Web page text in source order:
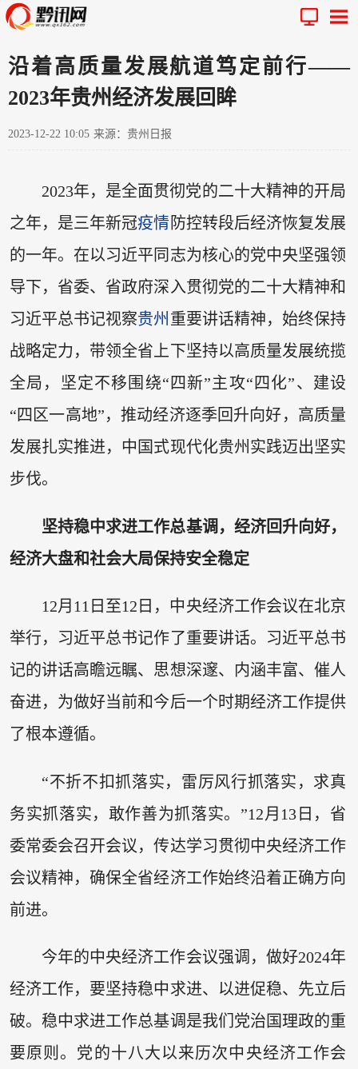
沿着高质量发展航道笃定前行——
2023年贵州经济发展回眸
2023-12-22 10:05 来源：贵州日报
2023年，是全面贯彻党的二十大精神的开局
之年，是三年新冠疫情 防控转段后经济恢复发展
的一年。在以习近平同志为核心的党中央坚强领
导下，省委、省政府深入贯彻党的二十大精神和
习近平总书记视察贵州 重要讲话精神，始终保持
战略定力，带领全省上下坚持以高质量发展统揽
全局，坚定不移围绕“四新”主攻“四化”、建设
“四区一高地”，推动经济逐季回升向好，高质量
发展扎实推进，中国式现代化贵州实践迈出坚实
步伐。
坚持稳中求进工作总基调，经济回升向好，
经济大盘和社会大局保持安全稳定
12月11日至12日，中央经济工作会议在北京
举行，习近平总书记作了重要讲话。习近平总书
记的讲话高瞻远瞩、思想深邃、内涵丰富、催人
奋进，为做好当前和今后一个时期经济工作提供
了根本遵循。
“不折不扣抓落实，雷厉风行抓落实，求真
务实抓落实，敢作善为抓落实。”12月13日，省
委常委会召开会议，传达学习贯彻中央经济工作
会议精神，确保全省经济工作始终沿着正确方向
前进。
今年的中央经济工作会议强调，做好2024年
经济工作，要坚持稳中求进、以进促稳、先立后
破。稳中求进工作总基调是我们党治国理政的重
要原则。党的十八大以来历次中央经济工作会